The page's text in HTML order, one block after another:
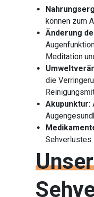
können zum
Änderung
Meditation
die
Akupunktur:
Sehverlustes